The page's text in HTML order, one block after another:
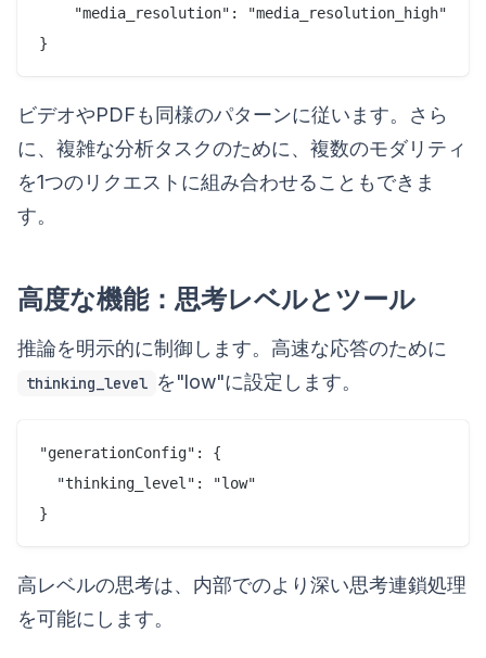
    "media_resolution": "media_resolution_high"
ビデオやPDFも同様のパターンに従います。さら
に、複雑な分析タスクのために、複数のモダリティ
を1つのリクエストに組み合わせることもできま
す。
高度な機能：思考レベルとツール
推論を明示的に制御します。高速な応答のために
thinking_level を"low"に設定します。
"generationConfig": {
  "thinking_level": "low"
高レベルの思考は、内部でのより深い思考連鎖処理
を可能にします。